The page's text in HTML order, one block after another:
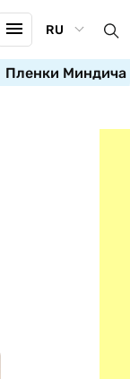
RU
Пленки Миндича